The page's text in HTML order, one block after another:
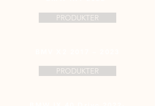
PRODUKTER
PRODUKTER